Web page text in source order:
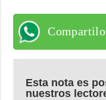
Esta nota es
nuestros